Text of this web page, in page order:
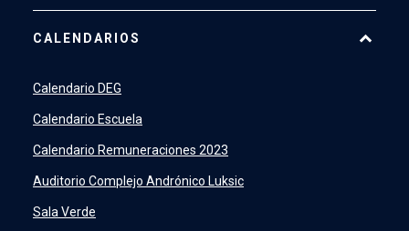
SIDINGlaunch
Academic Intelligence
PeopleSoftlaunch
ERPlaunch
CALENDARIOS
Calendario DEG
Calendario Escuela
Calendario Remuneraciones 2023
Auditorio Complejo Andrónico Luksic
Sala Verde